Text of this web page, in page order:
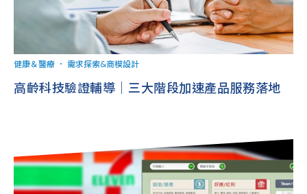
健康＆醫療 ． 需求探索&商模設計
高齡科技驗證輔導｜三大階段加速產品服務落地